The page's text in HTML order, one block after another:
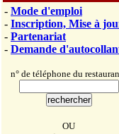
- Mode d'emploi
- Inscription, Mise à
- Partenariat
- Demande
n° de téléphone du
OU